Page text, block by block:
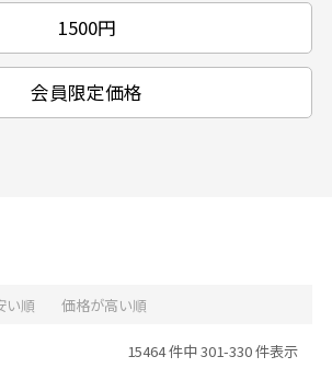
1500円
会員限定価格
い順 価格が高い順
15464 件中 301-330 件表示